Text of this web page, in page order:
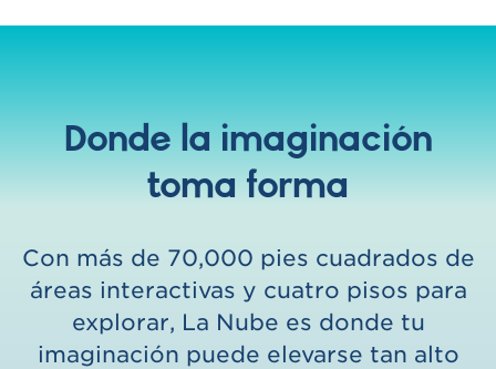
Donde la imaginación
toma forma
Con más de 70,000 pies cuadrados de
áreas interactivas y cuatro pisos para
explorar, La Nube es donde tu
imaginación puede elevarse tan alto